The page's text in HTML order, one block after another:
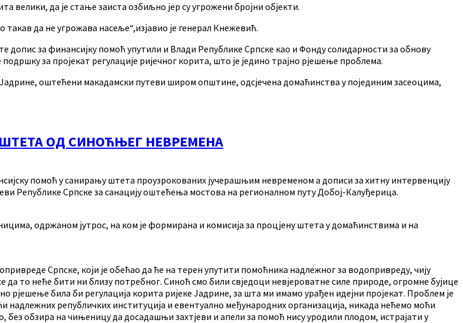
велики, да је стање заиста озбиљно јер су угрожени бројни објекти.
да не угрожава насеље“,изјавио је генерал Кнежевић.
за финансијку помоћ упутили и Влади Републике Српске као и Фонду солидарности за обнову
за пројекат регулације ријечног корита, што је једино трајно рјешење проблема.
оштећени макадамски путеви широм општине, одсјечена домаћинства у појединим засеоцима,
ОД СИНОЋЊЕГ НЕВРЕМЕНА
помоћ у санирању штета проузрокованих јучерашњим невременом а дописи за хитну интервенцију
Републике Српске за санацију оштећења мостова на регионалном путу Добој-Калуђерица.
одржаном јутрос, на ком је формирана и комисија за процјену штета у домаћинствима и на
Српске, који је обећао да ће на терен упутити помоћника надлежног за водопривреду, чију
да то неће бити ни близу потребног. Синоћ смо били свједоци невјероватне силе природе, огромне бујице
рјешење била би регулација корита ријеке Јадрине, за шта ми имамо урађен идејни пројекат. Проблем је
надлежних републичких институција и евентуално међународних организација, никада нећемо моћи
обзира на чињеницу да досадашњи захтјеви и апели за помоћ нису уродили плодом, истрајати у